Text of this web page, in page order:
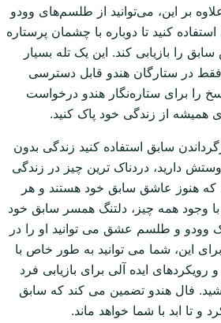
بر این، می‌توانید از طلسم‌های وودو
کنید تا دوباره با چشمان پرستاره
را بازیابی کند. این یک تله بسیار
در ستارگان هندو قابل دسترسی
را برای ستاره‌نگار هندو درخواست
همیشه از زندگی خود پاک کنید.
سابق استفاده کنید زندگی بدون
دارید، دردناک ترین چیز در زندگی
که هنوز عاشق سابق خود هستند و هر
با وجود همه چیز، دلتنگ همسر سابق خود
وودو و طلسم عشق می توانید او را در
این، شما می توانید به طور خاص با
رویکردهای ایده آلی برای بازیابی فرد
فال هندو تضمین می کند که سابق
و تا ابد با شما خواهد ماند.